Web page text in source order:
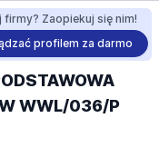
Zaopiekuj się nim!
profilem za darmo
WWL/036/P